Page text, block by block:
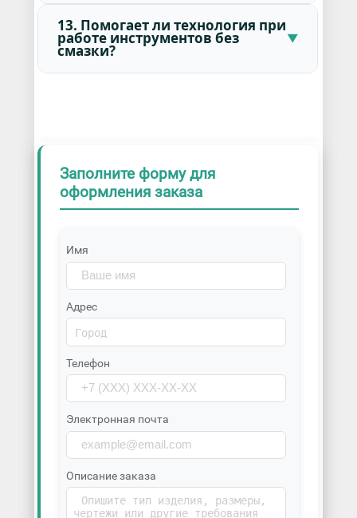
13. Помогает ли технология при
работе инструментов без
смазки?
Заполните форму для
оформления заказа
Имя
Адрес
Телефон
Электронная почта
Описание заказа